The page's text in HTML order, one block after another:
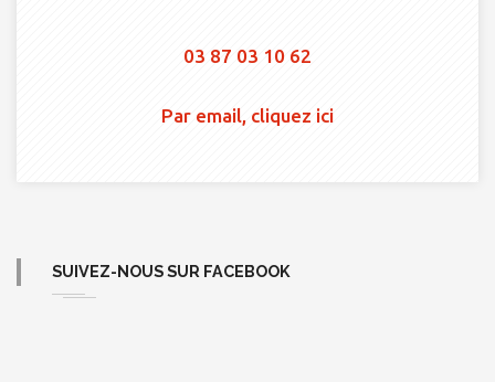
03 87 03 10 62
Par email, cliquez ici
SUIVEZ-NOUS SUR FACEBOOK